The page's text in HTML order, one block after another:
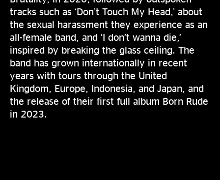
tracks such as ‘Don’t Touch My Head,’ about
the sexual harassment they experience as an
all-female band, and ‘I don’t wanna die,’
inspired by breaking the glass ceiling. The
band has grown internationally in recent
years with tours through the United
Kingdom, Europe, Indonesia, and Japan, and
the release of their first full album Born Rude
in 2023.